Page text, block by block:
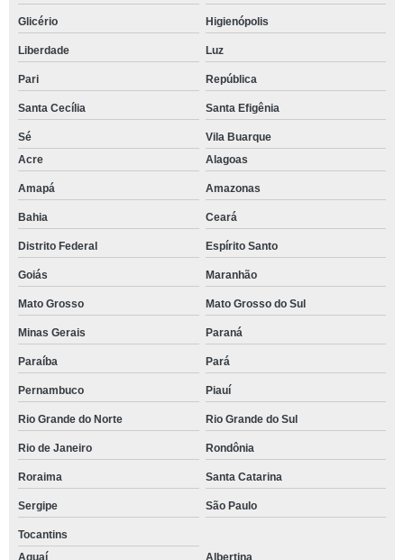
Glicério Higienópolis
Liberdade Luz
Pari República
Santa Cecília Santa Efigênia
Sé
Vila Buarque
Acre
Alagoas
Amapá Amazonas
Bahia Ceará
Distrito Federal Espírito Santo
Goiás Maranhão
Mato Grosso Mato Grosso do Sul
Minas Gerais Paraná
Paraíba Pará
Pernambuco Piauí
Rio Grande do Norte Rio Grande do Sul
Rio de Janeiro Rondônia
Roraima Santa Catarina
Sergipe São Paulo
Tocantins
Aguaí
Albertina